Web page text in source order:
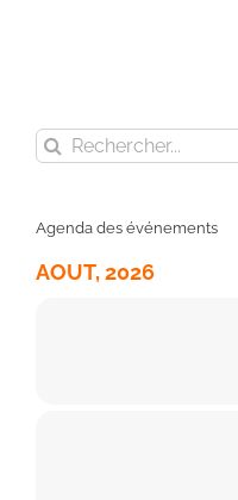
Rechercher:
Agenda des événements
AOUT, 2026